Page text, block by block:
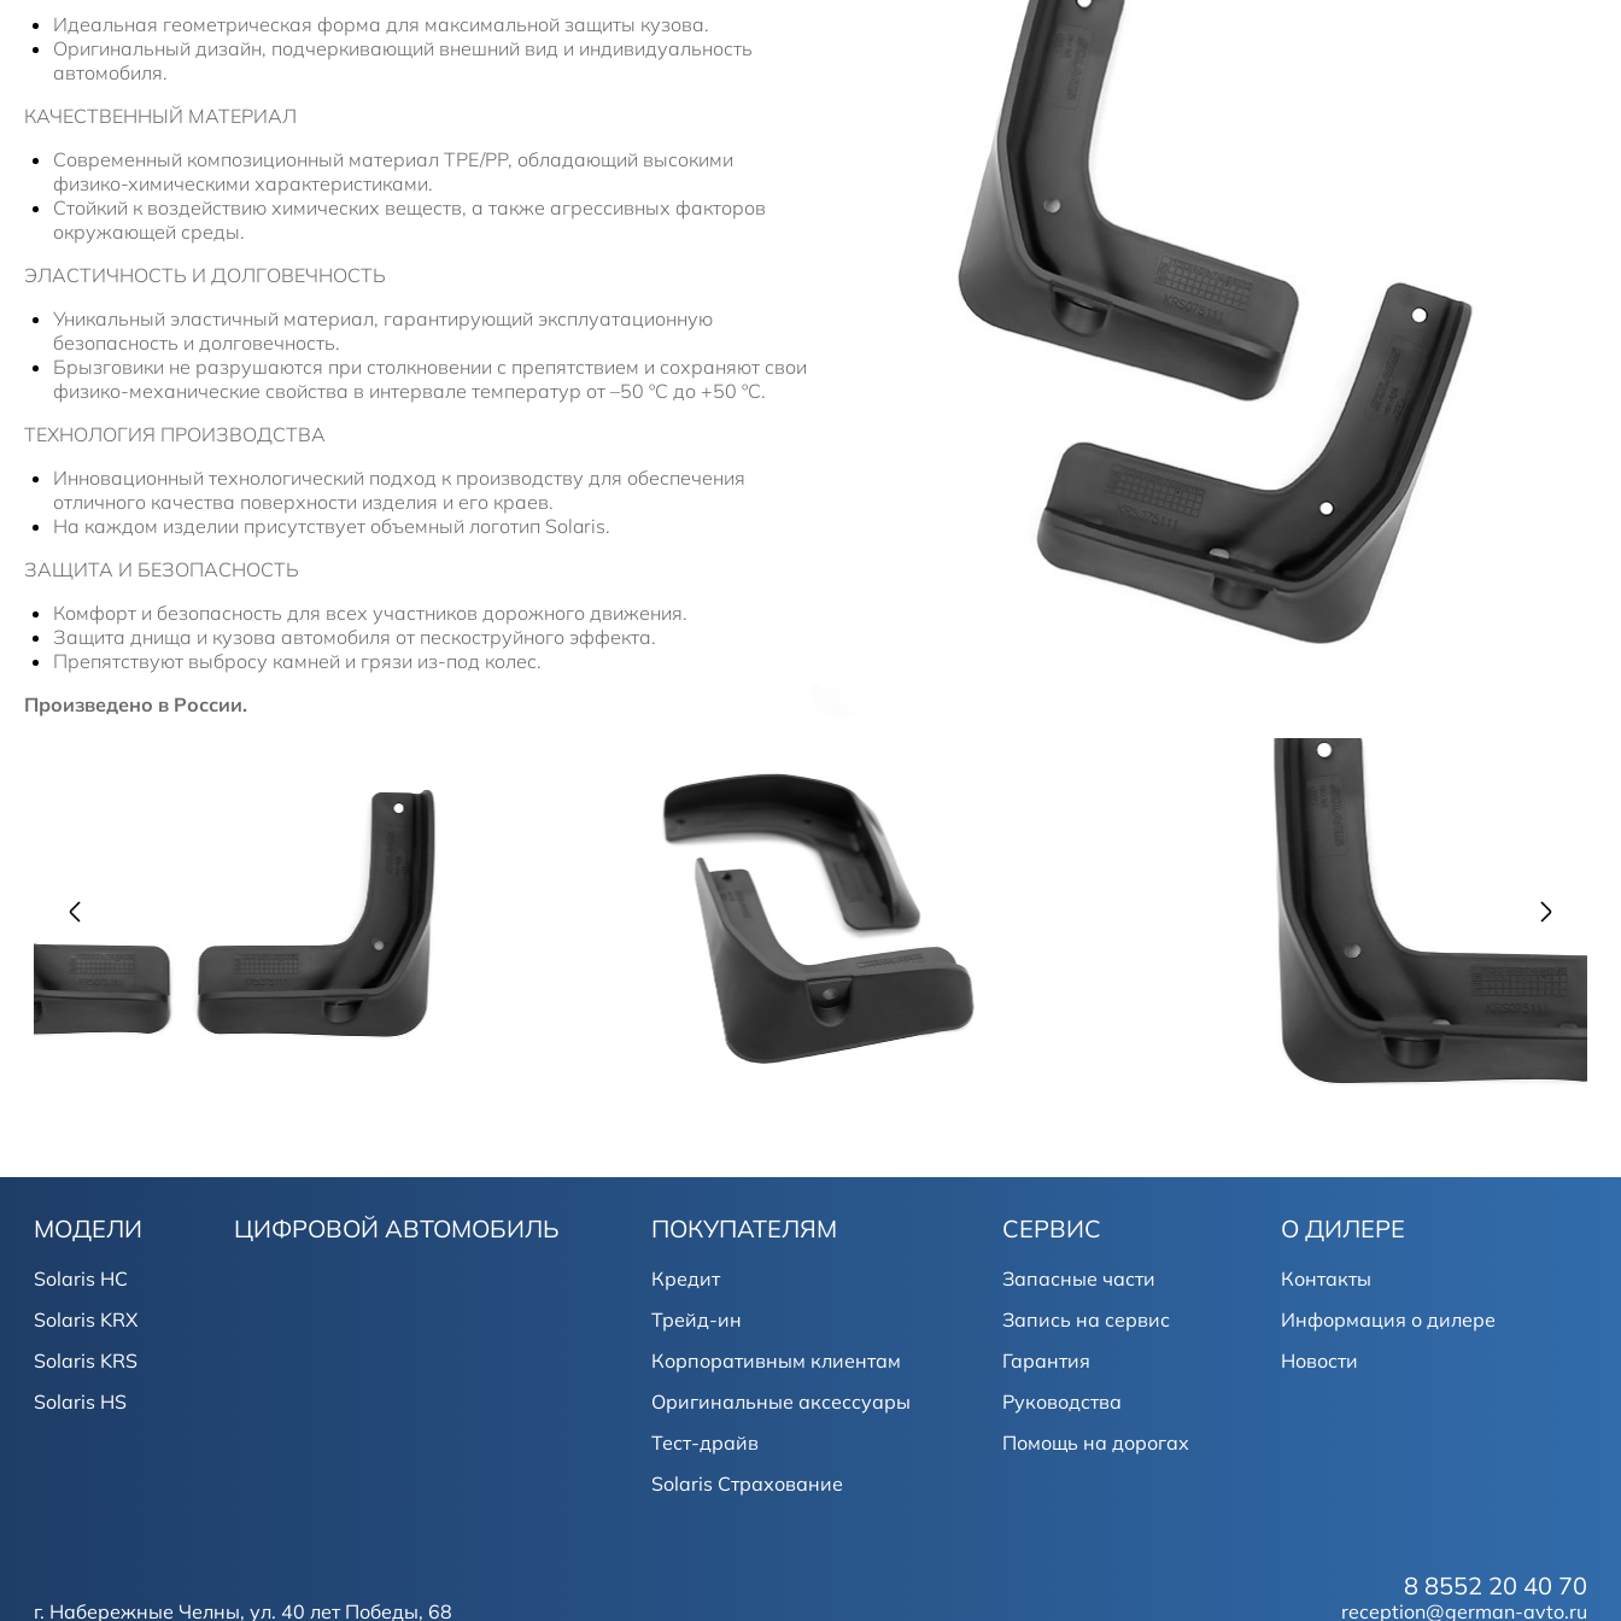
Идеальная геометрическая форма для максимальной защиты кузова.
Оригинальный дизайн, подчеркивающий внешний вид и индивидуальность
автомобиля.
КАЧЕСТВЕННЫЙ МАТЕРИАЛ
Современный композиционный материал TPE/PP, обладающий высокими
физико-химическими характеристиками.
Стойкий к воздействию химических веществ, а также агрессивных факторов
окружающей среды.
ЭЛАСТИЧНОСТЬ И ДОЛГОВЕЧНОСТЬ
Уникальный эластичный материал, гарантирующий эксплуатационную
безопасность и долговечность.
Брызговики не разрушаются при столкновении с препятствием и сохраняют свои
физико-механические свойства в интервале температур от –50 ºC до +50 ºС.
ТЕХНОЛОГИЯ ПРОИЗВОДСТВА
Инновационный технологический подход к производству для обеспечения
отличного качества поверхности изделия и его краев.
На каждом изделии присутствует объемный логотип Solaris.
ЗАЩИТА И БЕЗОПАСНОСТЬ
Комфорт и безопасность для всех участников дорожного движения.
Защита днища и кузова автомобиля от пескоструйного эффекта.
Препятствуют выбросу камней и грязи из-под колес.
Произведено в России.
МОДЕЛИ
Solaris HC
Solaris KRX
Solaris KRS
Solaris HS
ЦИФРОВОЙ АВТОМОБИЛЬ ПОКУПАТЕЛЯМ
Кредит
Трейд-ин
Корпоративным клиентам
Оригинальные аксессуары
Тест-драйв
Solaris Страхование
СЕРВИС
Запасные части
Запись на сервис
Гарантия
Руководства
Помощь на дорогах
О ДИЛЕРЕ
Контакты
Информация о дилере
Новости
г. Набережные Челны, ул. 40 лет Победы, 68
8 8552 20 40 70
reception@german-avto.ru